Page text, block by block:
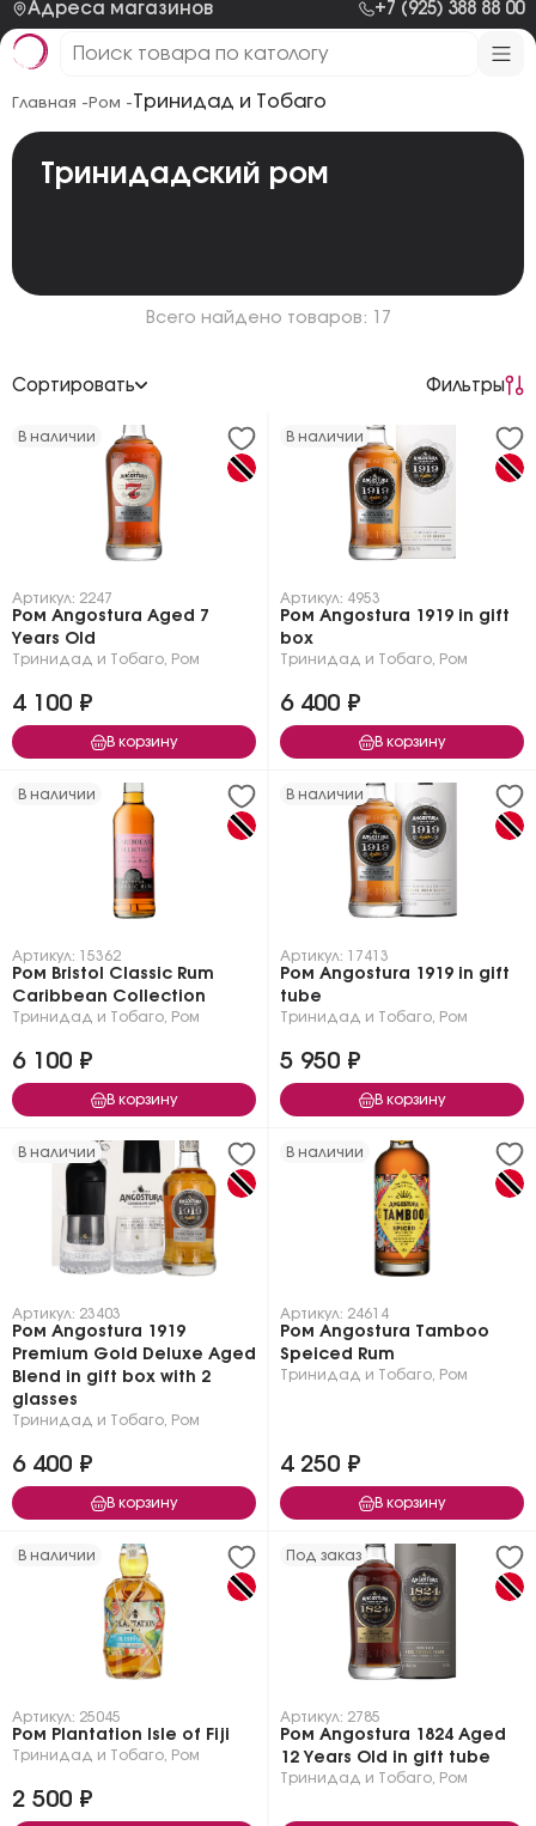
Адреса магазинов +7 (925) 388 88 00
Главная - Ром -Тринидад и Тобаго
Тринидадский ром
Всего найдено товаров: 17
Сортировать Фильтры
В наличии
Артикул: 2247
Ром Angostura Aged 7
Years Old
Тринидад и Тобаго Ром
4 100 ₽
В корзину
В наличии
Артикул: 4953
Ром Angostura 1919 in gift
box
Тринидад и Тобаго Ром
6 400 ₽
В корзину
В наличии
Артикул: 15362
Ром Bristol Classic Rum
Caribbean Collection
Тринидад и Тобаго Ром
6 100 ₽
В корзину
В наличии
Артикул: 17413
Ром Angostura 1919 in gift
tube
Тринидад и Тобаго Ром
5 950 ₽
В корзину
В наличии
Артикул: 23403
Ром Angostura 1919
Premium Gold Deluxe Aged
Blend in gift box with 2
glasses
Тринидад и Тобаго Ром
6 400 ₽
В корзину
В наличии
Артикул: 24614
Ром Angostura Tamboo
Speiced Rum
Тринидад и Тобаго Ром
4 250 ₽
В корзину
В наличии
Артикул: 25045
Ром Plantation Isle of Fiji
Тринидад и Тобаго Ром
2 500 ₽
Под заказ
Артикул: 2785
Ром Angostura 1824 Aged
12 Years Old in gift tube
Тринидад и Тобаго Ром